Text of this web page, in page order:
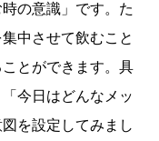
の意識」です。た
中させて飲むこと
とができます。具
今日はどんなメッ
を設定してみまし